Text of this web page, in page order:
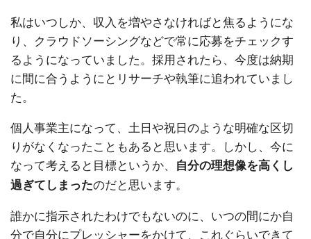
私はいつしか、収入を増やさなければと焦るようにな
り、クラウドソーシングなどで常に応募をチェックす
るようになっていました。採用されたら、今度は納期
に間に合うようにとリサーチや執筆に追われていまし
た。
個人事業主になって、土日や祝日のような明確な区切
りがなくなったこともあると思います。しかし、今に
なって考えると目標というか、
自分の理想像を高くし
過ぎてしまったのだと思います。
誰かに指示されたわけでもないのに、いつの間にか自
分で自分にプレッシャーをかけて、これぐらいできて